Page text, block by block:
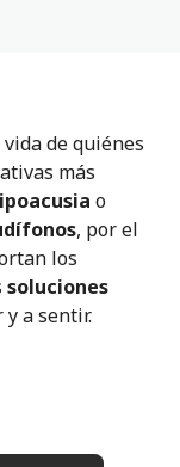
de quiénes
más
o
, por el
los
soluciones
a sentir.